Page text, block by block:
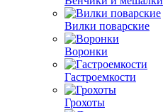
Вилки поварские
Воронки
Гастроемкости
Грохоты